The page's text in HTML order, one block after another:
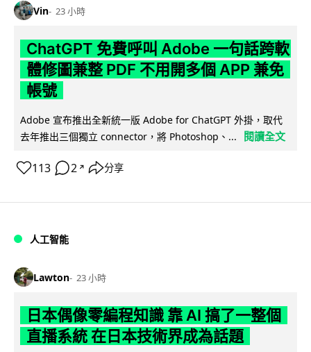
Vin 23 小時
ChatGPT 免費呼叫 Adobe 一句話跨軟
體修圖兼整 PDF 不用開多個 APP 兼免
帳號
Adobe 宣布推出全新統一版 Adobe for ChatGPT 外掛，取代
去年推出三個獨立 connector，將 Photoshop、...
閱讀全文
113 2 ↗ 分享
人工智能
Lawton 23 小時
日本偶像零編程知識 靠 AI 搞了一整個
直播系統 在日本技術界成為話題